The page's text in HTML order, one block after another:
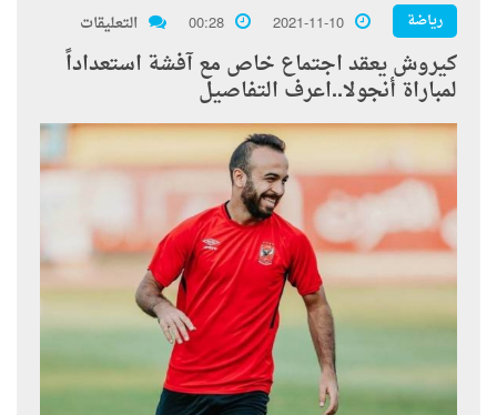
رياضة 2021-11-10
00:28 التعليقات
كيروش يعقد اجتماع خاص مع آفشة استعداداً
لمباراة أنجولا..اعرف التفاصيل